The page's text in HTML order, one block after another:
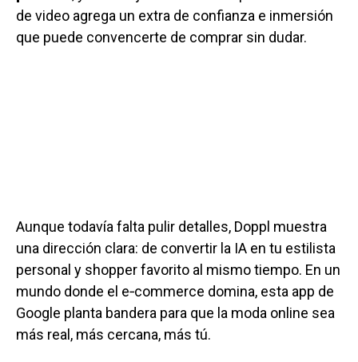
de video agrega un extra de confianza e inmersión
que puede convencerte de comprar sin dudar.
Aunque todavía falta pulir detalles, Doppl muestra
una dirección clara: de convertir la IA en tu estilista
personal y shopper favorito al mismo tiempo. En un
mundo donde el e‑commerce domina, esta app de
Google planta bandera para que la moda online sea
más real, más cercana, más tú.